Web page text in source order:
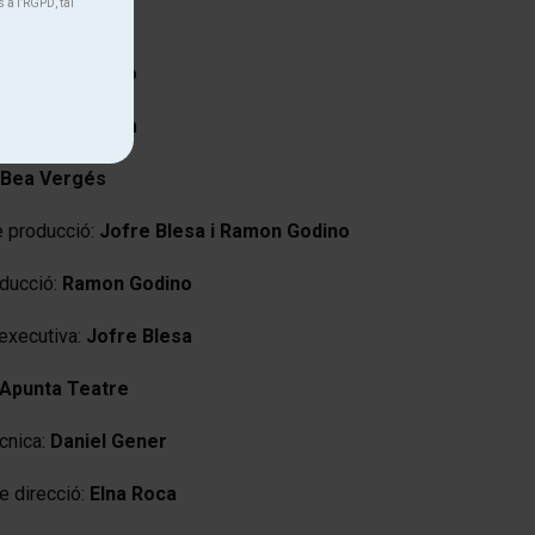
Roger Blasco
Jofre Blesa
Bea Vergés
producció: Jofre Blesa i Ramon Godino
Ramon Godino
Jofre Blesa
Apunta Teatre
Daniel Gener
direcció: Elna Roca
l’RGPD, tal